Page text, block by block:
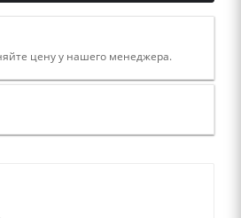
цену у нашего менеджера.